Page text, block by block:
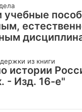
учебные
из книги
истории
- Изд. 16-е"